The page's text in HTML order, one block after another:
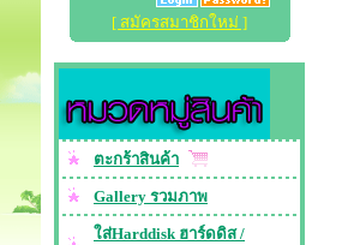
[ สมัครสมาชิกใหม่ ]
ตะกร้าสินค้า
Gallery รวมภาพ
ใส่Harddisk ฮาร์ดดิส /